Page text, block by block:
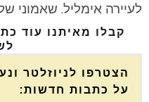
לעיירה אימליל. שאמוני
קבלו מאיתנו עוד
הצטרפו לניוזלטר
על כתבות חדשות: